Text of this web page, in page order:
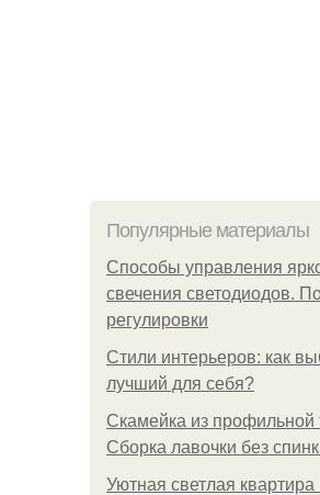
Популярные материалы
Способы управления
свечения светодиодов.
регулировки
Стили интерьеров: как
лучший для себя?
Скамейка из профильной
Сборка лавочки без
Уютная светлая квартира